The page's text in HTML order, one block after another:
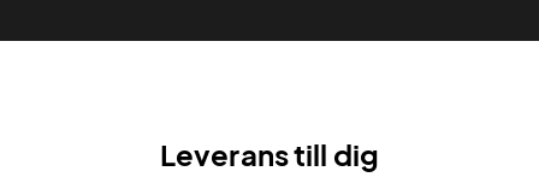
Leverans till dig